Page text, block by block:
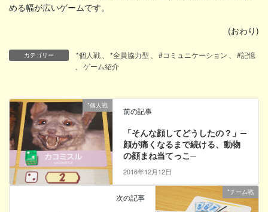
める幅が広いゲームです。
(おわり)
カテゴリー *個人戦 *全員協力型 #コミュニケーション
#記憶
ゲーム紹介
*個人戦
前の記事
「そんな顔してどうしたの？」─
顔が痛くなるまで続ける、動物
の顔まね当てっこ─
2016年12月12日
*チーム戦
次の記事